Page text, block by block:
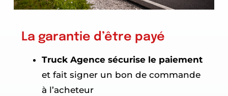
La garantie d’être payé
Truck Agence sécurise le paiement
et fait signer un bon de commande
à l’acheteur